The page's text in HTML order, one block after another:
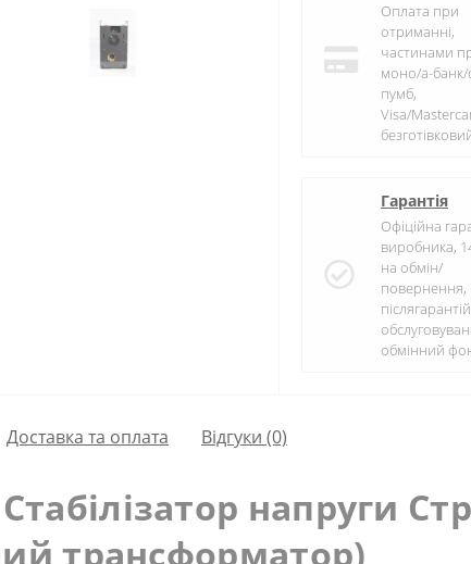
Оплата при
отриманні,
частинами
моно/а-банк/
пумб,
Visa/
Гарантія
Офіційна
виробника,
на обмін/
повернення,
обмінний
Доставка та оплата Відгуки (0)
напруги
трансформатор)